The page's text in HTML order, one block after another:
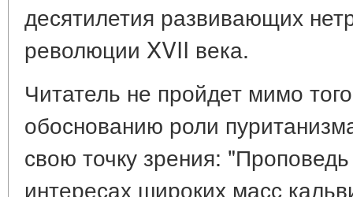
десятилетия развивающих
революции XVII века.
Читатель не пройдет мимо
обоснованию роли
свою точку зрения:
интересах широких масс